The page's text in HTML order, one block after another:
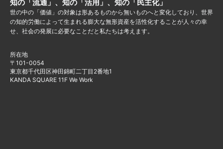
知の「流通」、知の「活用」、知の「民主化」
世の中の「価値」の対象は形あるものから無いものへと変化しており、世界
の知的労働によって生まれる膨大な無形資産を活性化することが人々の幸
せ、社会の発展に必要なことだと私たちは考えます。
所在地
〒101-0054
東京都千代田区神田錦町二丁目2番地1
KANDA SQUARE 11F We Work